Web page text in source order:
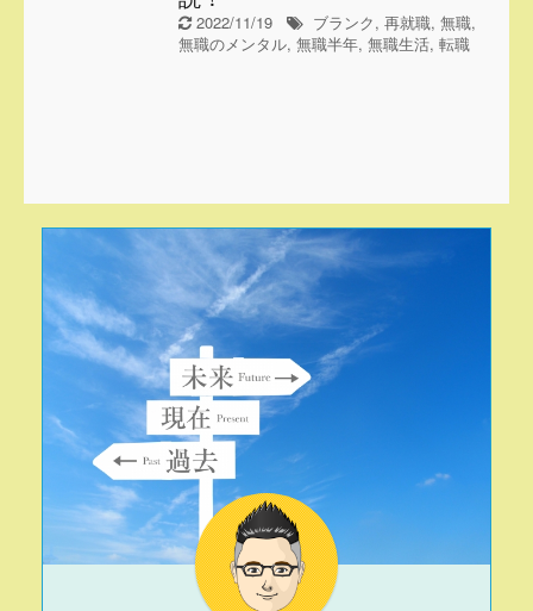
2022/11/19 ブランク, 再就職, 無職,
無職のメンタル, 無職半年, 無職生活, 転職